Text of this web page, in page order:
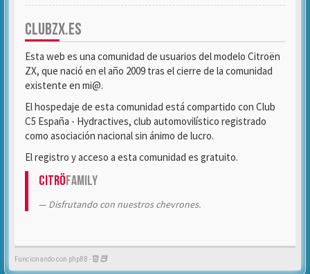
CLUBZX.ES
Esta web es una comunidad de usuarios del modelo Citroën
ZX, que nació en el año 2009 tras el cierre de la comunidad
existente en mi@.
El hospedaje de esta comunidad está compartido con Club
C5 España - Hydractives, club automovilístico registrado
como asociación nacional sin ánimo de lucro.
El registro y acceso a esta comunidad es gratuito.
CitröFamily
Disfrutando con nuestros chevrones.
Funcionando con phpBB -